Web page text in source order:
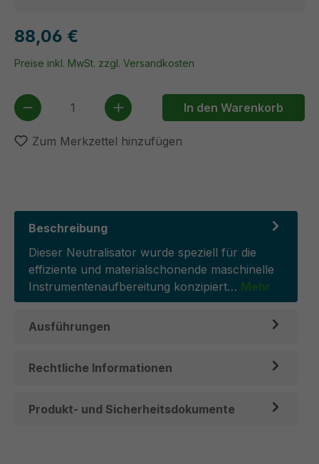
88,06 €
Preise inkl. MwSt. zzgl. Versandkosten
Produkt Anzahl: Gib den gewünschten
In den Warenkorb
Zum Merkzettel hinzufügen
Beschreibung
Dieser Neutralisator wurde speziell für die
effiziente und materialschonende maschinelle
Instrumentenaufbereitung konzipiert… Mehr
Ausführungen
Rechtliche Informationen
Produkt- und Sicherheitsdokumente